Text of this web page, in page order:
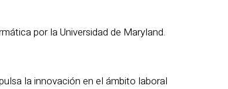
por la Universidad de Maryland.
la innovación en el ámbito laboral